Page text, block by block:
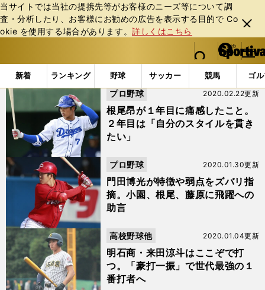
当サイトでは当社の提携先等がお客様のニーズ等について調
査・分析したり、お客様にお勧めの広告を表⽰する⽬的で Co
okie を使⽤する場合があります。詳しくはこちら
閉じ
る
web Sportiva (webスポルティーバ)
検索
マイペ
ー
ジ
メニュ
新着 ランキング 野球 サッカー 競馬 ゴ
b
ス
ポ
ル
テ
ィ
バ
「根尾昂」の検索結果 (5ページ目)
根尾昂が１年目に痛感したこと。
２年目は「自分のスタイルを貫き
たい」
2020.02.22更新
プロ野球
門田博光が特徴や弱点をズバリ指
摘。小園、根尾、藤原に飛躍への
助言
2020.01.30更新
プロ野球
明石商・来田涼斗はここぞで打
つ。「豪打一振」で世代最強の１
番打者へ
2020.01.04更新
高校野球他